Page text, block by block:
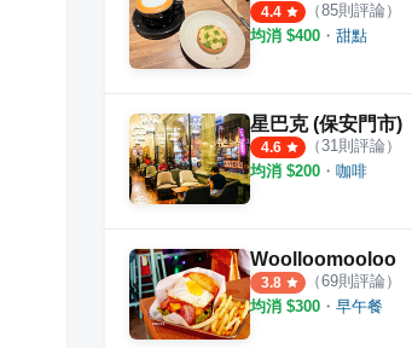
4.4 （85則評論）
均消 $400 ・ 甜點
星巴克 (保安門市)
4.6 （31則評論）
均消 $200 ・ 咖啡
Woolloomooloo
3.8 （69則評論）
均消 $300 ・ 早午餐